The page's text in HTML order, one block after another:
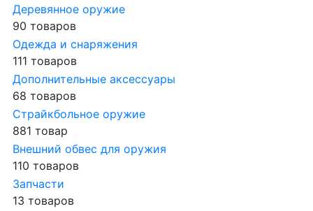
Деревянное оружие
90 товаров
Одежда и снаряжения
111 товаров
Дополнительные аксессуары
68 товаров
Страйкбольное оружие
881 товар
Внешний обвес для оружия
110 товаров
Запчасти
13 товаров